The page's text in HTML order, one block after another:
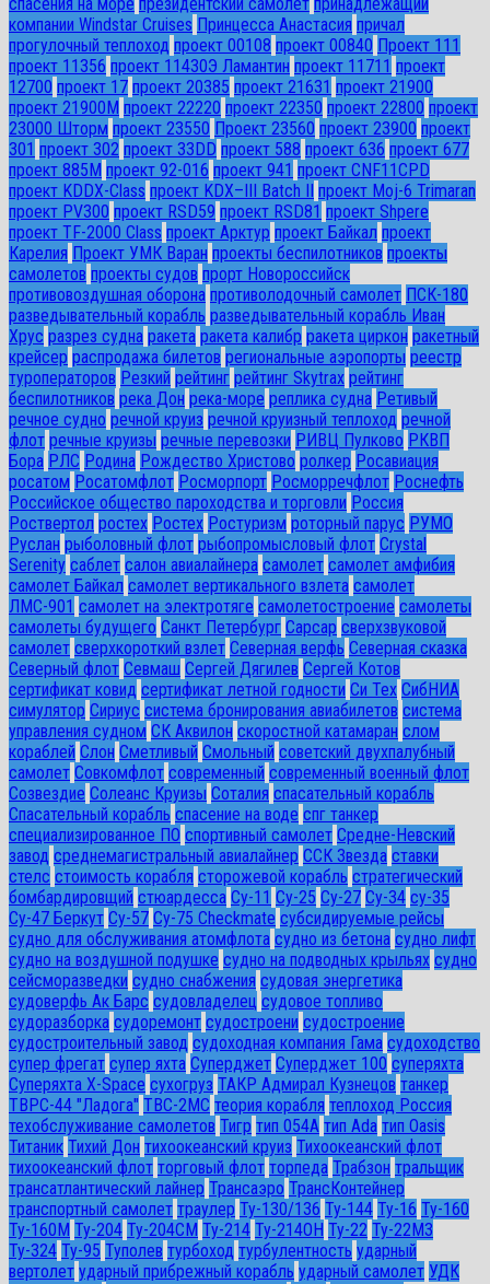
спасения на море президентский самолет принадлежащий
компании Windstar Cruises Принцесса Анастасия причал
прогулочный теплоход проект 00108 проект 00840 Проект 111
проект 11356 проект 11430Э Ламантин проект 11711 проект
12700 проект 17 проект 20385 проект 21631 проект 21900
проект 21900М проект 22220 проект 22350 проект 22800 проект
23000 Шторм проект 23550 Проект 23560 проект 23900 проект
301 проект 302 проект 33DD проект 588 проект 636 проект 677
проект 885М проект 92-016 проект 941 проект CNF11CPD
проект KDDX-Class проект KDX–III Batch II
проект Moj-6 Trimaran
проект PV300 проект RSD59 проект RSD81 проект Shpere
проект TF-2000 Class проект Арктур проект Байкал проект
Карелия Проект УМК Варан проекты беспилотников проекты
самолетов проекты судов прорт Новороссийск
противовоздушная оборона противолодочный самолет ПСК-180
разведывательный корабль разведывательный корабль Иван
Хрус разрез судна ракета ракета калибр ракета циркон ракетный
крейсер распродажа билетов региональные аэропорты реестр
туроператоров Резкий рейтинг рейтинг Skytrax рейтинг
беспилотников река Дон река-море реплика судна Ретивый
речное судно речной круиз речной круизный теплоход речной
флот речные круизы речные перевозки РИВЦ Пулково РКВП
Бора РЛС Родина Рождество Христово ролкер Росавиация
росатом Росатомфлот Росморпорт Росморречфлот Роснефть
Российское общество пароходства и торговли Россия
Роствертол ростех Ростех Ростуризм роторный парус РУМО
Руслан рыболовный флот рыбопромысловый флот Сrystal
Serenity саблет салон авиалайнера самолет самолет амфибия
самолет Байкал самолет вертикального взлета самолет
ЛМС-901 самолет на электротяге самолетостроение самолеты
самолеты будущего Санкт Петербург Сарсар сверхзвуковой
самолет сверхкороткий взлет Северная верфь Северная сказка
Северный флот Севмаш Сергей Дягилев Сергей Котов
сертификат ковид сертификат летной годности Си Тех СибНИА
симулятор Сириус система бронирования авиабилетов система
управления судном СК Аквилон скоростной катамаран слом
кораблей Слон Сметливый Смольный советский двухпалубный
самолет Совкомфлот современный современный военный флот
Созвездие Солеанс Круизы Соталия спасательный корабль
Спасательный корабль спасение на воде спг танкер
специализированное ПО спортивный самолет Средне-Невский
завод среднемагистральный авиалайнер ССК Звезда ставки
стелс стоимость корабля сторожевой корабль стратегический
бомбардировщий стюардесса Су-11 Су-25 Су-27 Су-34 су-35
Су-47 Беркут Су-57 Су-75 Checkmate субсидируемые рейсы
судно для обслуживания атомфлота судно из бетона судно лифт
судно на воздушной подушке судно на подводных крыльях судно
сейсморазведки судно снабжения судовая энергетика
судоверфь Ак Барс судовладелец судовое топливо
судоразборка судоремонт судостроени судостроение
судостроительный завод судоходная компания Гама судоходство
супер фрегат супер яхта Суперджет Суперджет 100 суперяхта
Суперяхта X-Space сухогруз ТАКР Адмирал Кузнецов танкер
ТВРС-44 "Ладога" ТВС-2МС теория корабля теплоход Россия
техобслуживание самолетов Тигр тип 054А тип Ada тип Oasis
Титаник Тихий Дон тихоокеанский круиз Тихоокеанский флот
тихоокеанский флот торговый флот торпеда Трабзон тральщик
трансатлантический лайнер Трансаэро ТрансКонтейнер
транспортный самолет траулер Ту-130/136 Ту-144 Ту-16 Ту-160
Ту-160М Ту-204 Ту-204СМ Ту-214 Ту-214ОН Ту-22 Ту-22М3
Ту-324 Ту-95 Туполев турбоход турбулентность ударный
вертолет ударный прибрежный корабль ударный самолет УДК